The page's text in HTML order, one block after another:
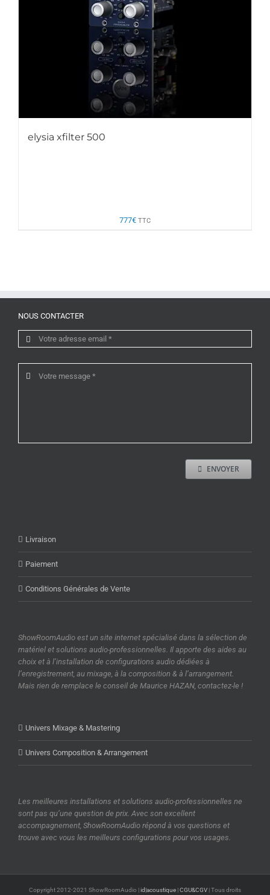
elysia xfilter 500
777€ TTC
NOUS CONTACTER
ENVOYER
Livraison
Paiement
Conditions Générales de Vente
ShowRoomAudio est un site internet spécialisé dans la sélection de
matériel et solutions audio-professionnelles. Il apporte des aides au
choix et à l’installation de configurations audio dédiées à
l’enregistrement, au mixage, à la composition & à l’arrangement.
Mais rien de remplace le conseil de Maurice HAZAN, contactez-le !
Univers Mixage & Mastering
Univers Composition & Arrangement
Les meilleures installations et solutions audio-professionnelles ne
sont pas qu’une question de prix. Avec son excellent
accompagnement, ShowRoomAudio répond à vos questions et
trouve avec vous les meilleurs configurations pour vos usages.
Copyright 2012-2021 ShowRoomAudio | id|acoustique CGU&CGV | Tous droits